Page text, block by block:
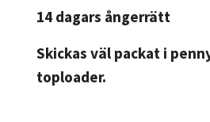
14 dagars ångerrätt
Skickas väl packat i
toploader.